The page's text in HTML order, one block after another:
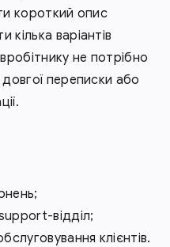
короткий опис
варіантів
не потрібно
переписки або
відділ;
клієнтів.